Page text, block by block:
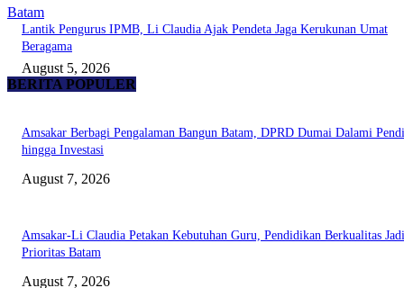
Batam
Lantik Pengurus IPMB, Li Claudia Ajak Pendeta Jaga Kerukunan Umat
Beragama
August 5, 2026
BERITA POPULER
Amsakar Berbagi Pengalaman Bangun Batam, DPRD Dumai Dalami
hingga Investasi
August 7, 2026
Amsakar-Li Claudia Petakan Kebutuhan Guru, Pendidikan Berkualitas Jadi
Prioritas Batam
August 7, 2026